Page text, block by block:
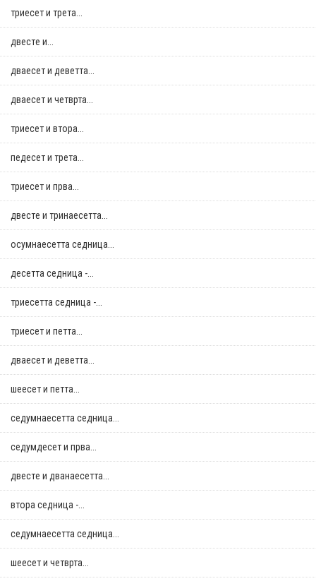
триесет и трета...
двестe и...
дваесет и деветта...
дваесет и четврта...
триесет и втора...
педесет и трета...
триесет и прва...
двестe и тринаесетта...
осумнaесетта седница...
десетта седница -...
триесетта седница -...
триесет и петта...
дваесет и деветта...
шеесет и петта...
седумнаесетта седница...
седумдесет и прва...
двестe и дванаесетта...
втора седница -...
седумнаесетта седница...
шеесет и четврта...